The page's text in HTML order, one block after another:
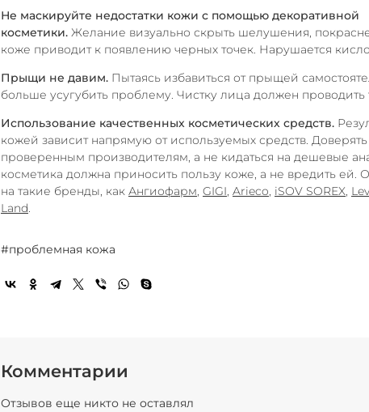
Не маскируйте недостатки кожи с помощью декоративной
косметики. Желание визуально скрыть шелушения,
коже приводит к появлению черных точек. Нарушается
Прыщи не давим. Пытаясь избавиться от прыщей
больше усугубить проблему. Чистку лица должен проводить
Использование качественных косметических средств.
кожей зависит напрямую от используемых средств.
проверенным производителям, а не кидаться на дешевые
косметика должна приносить пользу коже, а не вредить ей.
на такие бренды, как Ангиофарм, GIGI, Arieco, iSOV SOREX,
Land.
#проблемная кожа
Комментарии
Отзывов еще никто не оставлял